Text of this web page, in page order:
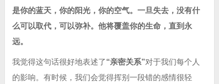
是你的蓝天，你的阳光，你的空气。一旦失去，没有什
么可以取代，可以弥补。他将覆盖你的生命，直到永
远。
我觉得这句话很好地表述了“亲密关系”对于我们每个人
的影响。有时候，我们会觉得挥别一段错的感情很轻